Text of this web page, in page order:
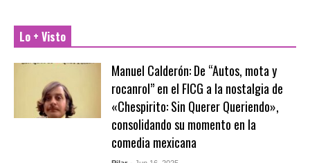
Lo + Visto
Manuel Calderón: De “Autos, mota y
rocanrol” en el FICG a la nostalgia de
«Chespirito: Sin Querer Queriendo»,
consolidando su momento en la
comedia mexicana